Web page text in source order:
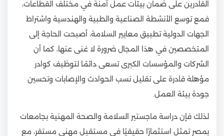
القادرين على ضمان بيئات عمل آمنة في مختلف القطاعات،
فمع توسع الأنشطة الصناعية والطبية والهندسية واشتراط
الجهات الدولية تطبيق معايير السلامة، أصبحت الحاجة إلى
المتخصصين في هذا المجال ضرورة لا غنى عنها، كما أن
الشركات والمؤسسات الكبرى تسعى دائمًا لتوظيف كوادر
مؤهلة قادرة على تقليل نسب الحوادث والإصابات وتحسين
جودة بيئة العمل.
لذلك فإن دراسة ماجستير السلامة والصحة المهنية بجامعات
بمصر تمثل استثمارًا حقيقيًا في مستقبل مهني مستقر، مع